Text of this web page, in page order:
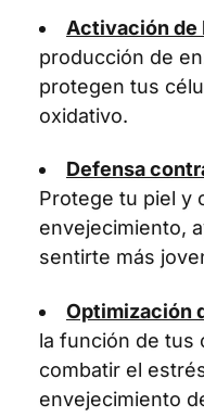
Activación de
producción de
protegen tus
oxidativo.
Defensa
Protege tu piel y
envejecimiento,
sentirte más
Optimización
la función de tus
combatir el
envejecimiento